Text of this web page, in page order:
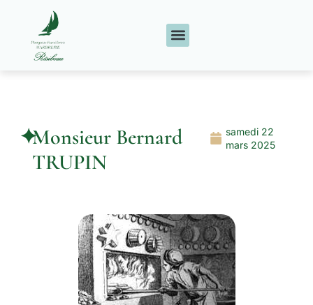
✦Monsieur Bernard
TRUPIN
samedi 22
mars 2025